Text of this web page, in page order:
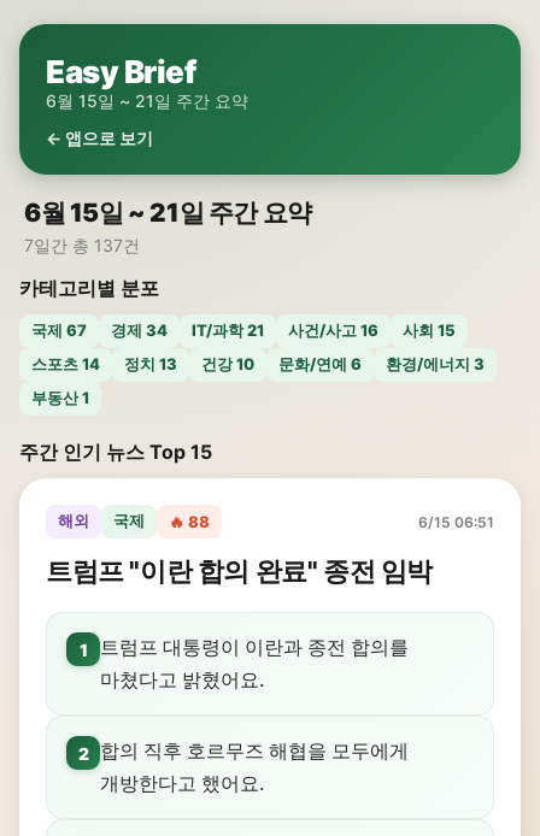
Easy Brief
6월 15일 ~ 21일 주간 요약
← 앱으로 보기
6월 15일 ~ 21일 주간 요약
7일간 총 137건
카테고리별 분포
국제 67 경제 34 IT/과학 21 사건/사고 16
사회 15
스포츠 14
정치 13 건강 10 문화/연예 6
환경/에너지 3
부동산 1
주간 인기 뉴스 Top 15
해외 국제 🔥 88 6/15 06:51
트럼프 "이란 합의 완료" 종전 임박
1
트럼프 대통령이 이란과 종전 합의를
마쳤다고 밝혔어요.
2
합의 직후 호르무즈 해협을 모두에게
개방한다고 했어요.